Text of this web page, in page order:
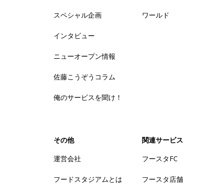
スペシャル企画
インタビュー
ニューオープン情報
佐藤こうぞうコラム
俺のサービスを聞け！
ワールド
その他
運営会社
フードスタジアムとは
関連サービス
フースタFC
フースタ店舗